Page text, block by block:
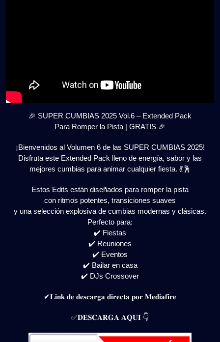
🎉 SUPER CUMBIAS 2025 Vol.6 – Extended Pack
Para Romper la Pista | GRATIS 🎉
¡Bienvenidos al Volumen 6 de las SUPER CUMBIAS 2025!
Disfruta este Extended Pack lleno de energía, sabor y las
mejores cumbias para animar cualquier fiesta. 💃🕺
Estos Edits están diseñados para romper la pista
con ritmos potentes, transiciones suaves
y una selección explosiva de cumbias modernas y clásicas.
Perfecto para:
✔️ Fiestas
✔️ Reuniones
✔️ Eventos
✔️ Bailar en casa
✔️ DJs Crossover
✔𝐋𝐢𝐧𝐤 𝐝𝐞 𝐝𝐞𝐬𝐜𝐚𝐫𝐠𝐚 𝐝𝐢𝐫𝐞𝐜𝐭𝐚 𝐩𝐨𝐫 𝐌𝐞𝐝𝐢𝐚𝐟𝐢𝐫𝐞
✅𝐃𝐄𝐒𝐂𝐀𝐑𝐆𝐀 𝐀𝐐𝐔𝐈 👇